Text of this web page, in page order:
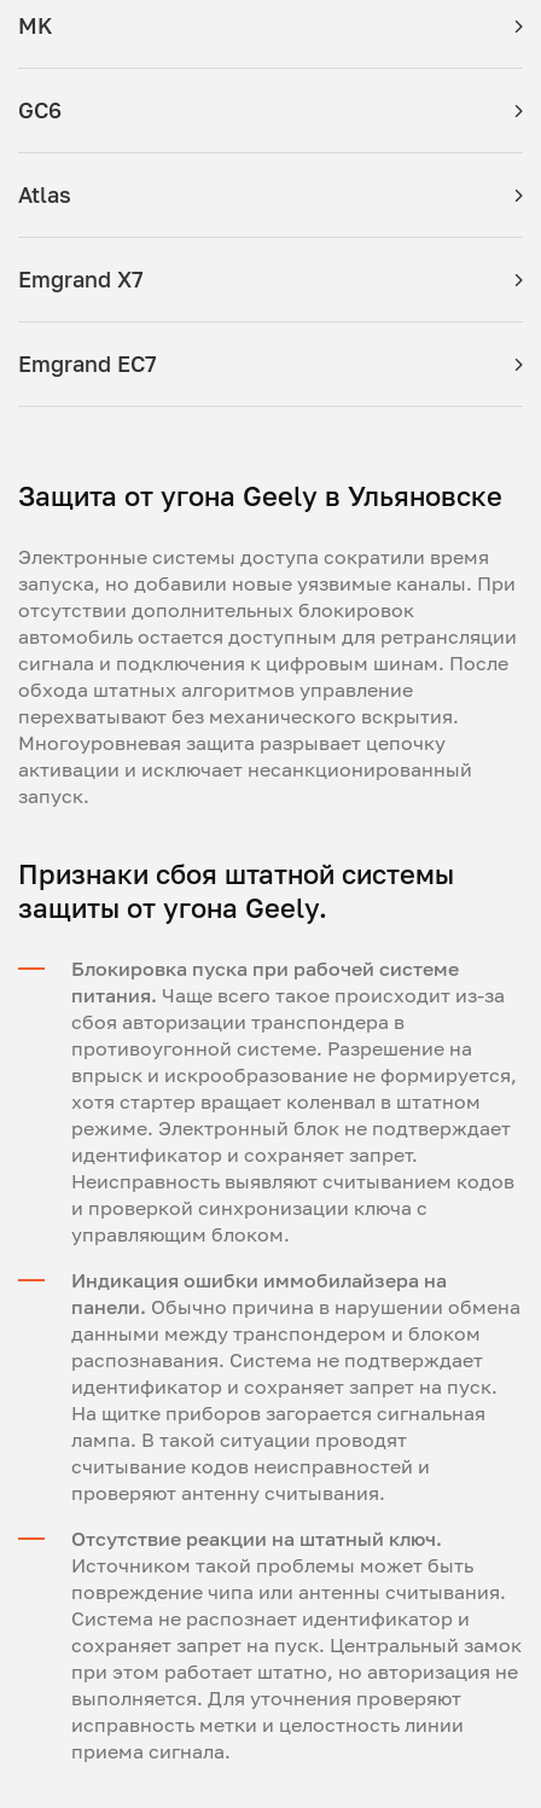
MK
GC6
Atlas
Emgrand X7
Emgrand EC7
Защита от угона Geely в Ульяновске
Электронные системы доступа сократили время
запуска, но добавили новые уязвимые каналы. При
отсутствии дополнительных блокировок
автомобиль остается доступным для ретрансляции
сигнала и подключения к цифровым шинам. После
обхода штатных алгоритмов управление
перехватывают без механического вскрытия.
Многоуровневая защита разрывает цепочку
активации и исключает несанкционированный
запуск.
Признаки сбоя штатной системы
защиты от угона Geely.
Блокировка пуска при рабочей системе
питания. Чаще всего такое происходит из-за
сбоя авторизации транспондера в
противоугонной системе. Разрешение на
впрыск и искрообразование не формируется,
хотя стартер вращает коленвал в штатном
режиме. Электронный блок не подтверждает
идентификатор и сохраняет запрет.
Неисправность выявляют считыванием кодов
и проверкой синхронизации ключа с
управляющим блоком.
Индикация ошибки иммобилайзера на
панели. Обычно причина в нарушении обмена
данными между транспондером и блоком
распознавания. Система не подтверждает
идентификатор и сохраняет запрет на пуск.
На щитке приборов загорается сигнальная
лампа. В такой ситуации проводят
считывание кодов неисправностей и
проверяют антенну считывания.
Отсутствие реакции на штатный ключ.
Источником такой проблемы может быть
повреждение чипа или антенны считывания.
Система не распознает идентификатор и
сохраняет запрет на пуск. Центральный замок
при этом работает штатно, но авторизация не
выполняется. Для уточнения проверяют
исправность метки и целостность линии
приема сигнала.